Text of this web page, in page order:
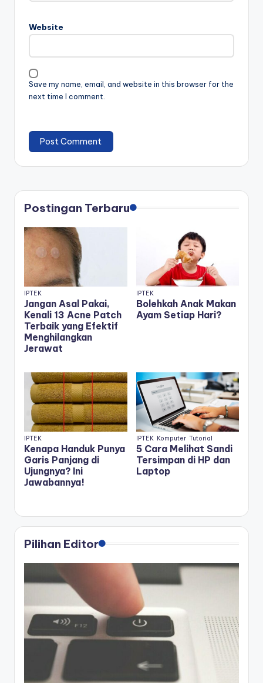
Website
Save my name, email, and website in this browser for the
next time I comment.
Postingan Terbaru
IPTEK
Jangan Asal Pakai,
Kenali 13 Acne Patch
Terbaik yang Efektif
Menghilangkan
Jerawat
IPTEK
Bolehkah Anak Makan
Ayam Setiap Hari?
IPTEK
Kenapa Handuk Punya
Garis Panjang di
Ujungnya? Ini
Jawabannya!
IPTEK Komputer Tutorial
5 Cara Melihat Sandi
Tersimpan di HP dan
Laptop
Pilihan Editor